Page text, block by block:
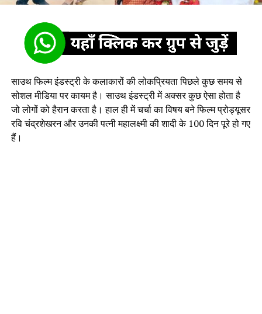
साउथ फिल्म इंडस्ट्री के कलाकारों की लोकप्रियता पिछले कुछ समय से
सोशल मीडिया पर कायम है। साउथ इंडस्ट्री में अक्सर कुछ ऐसा होता है
जो लोगों को हैरान करता है। हाल ही में चर्चा का विषय बने फिल्म प्रोड्यूसर
रवि चंद्रशेखरन और उनकी पत्नी महालक्ष्मी की शादी के 100 दिन पूरे हो गए
हैं।